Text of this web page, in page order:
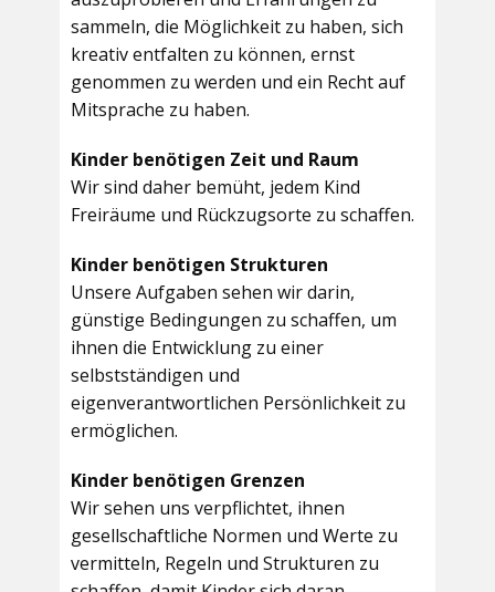
sammeln, die Möglichkeit zu haben, sich
kreativ entfalten zu können, ernst
genommen zu werden und ein Recht auf
Mitsprache zu haben.
Kinder benötigen Zeit und Raum
Wir sind daher bemüht, jedem Kind
Freiräume und Rückzugsorte zu schaffen.
Kinder benötigen Strukturen
Unsere Aufgaben sehen wir darin,
günstige Bedingungen zu schaffen, um
ihnen die Entwicklung zu einer
selbstständigen und
eigenverantwortlichen Persönlichkeit zu
ermöglichen.
Kinder benötigen Grenzen
Wir sehen uns verpflichtet, ihnen
gesellschaftliche Normen und Werte zu
vermitteln, Regeln und Strukturen zu